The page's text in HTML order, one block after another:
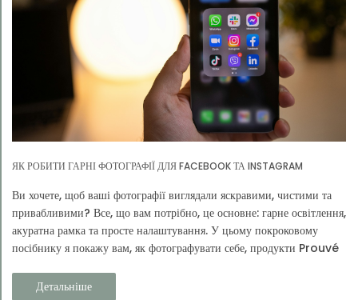
ЯК РОБИТИ ГАРНІ ФОТОГРАФІЇ ДЛЯ FACEBOOK ТА INSTAGRAM
Ви хочете, щоб ваші фотографії виглядали яскравими, чистими та
привабливими? Все, що вам потрібно, це основне: гарне освітлення,
акуратна рамка та просте налаштування. У цьому покроковому
посібнику я покажу вам, як фотографувати себе, продукти Prouvé
Детальніше